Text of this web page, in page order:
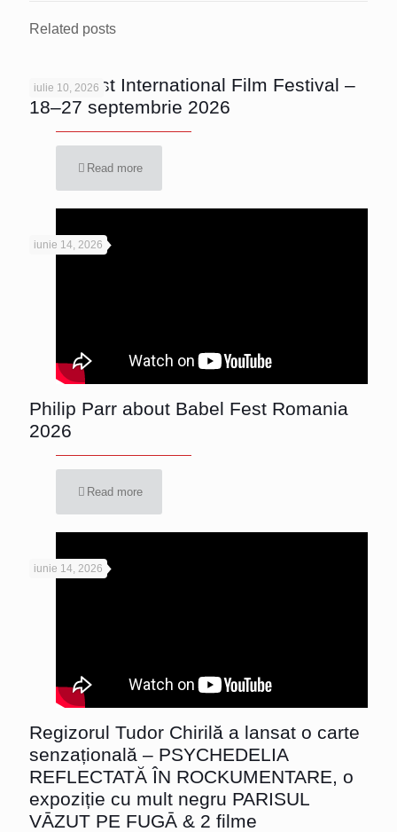
Related posts
iulie 10, 2026
Bucharest International Film Festival –
18–27 septembrie 2026
Read more
iunie 14, 2026
Philip Parr about Babel Fest Romania
2026
Read more
iunie 14, 2026
Regizorul Tudor Chirilă a lansat o carte
senzațională – PSYCHEDELIA
REFLECTATĂ ÎN ROCKUMENTARE, o
expoziție cu mult negru PARISUL
VĀZUT PE FUGĀ & 2 filme